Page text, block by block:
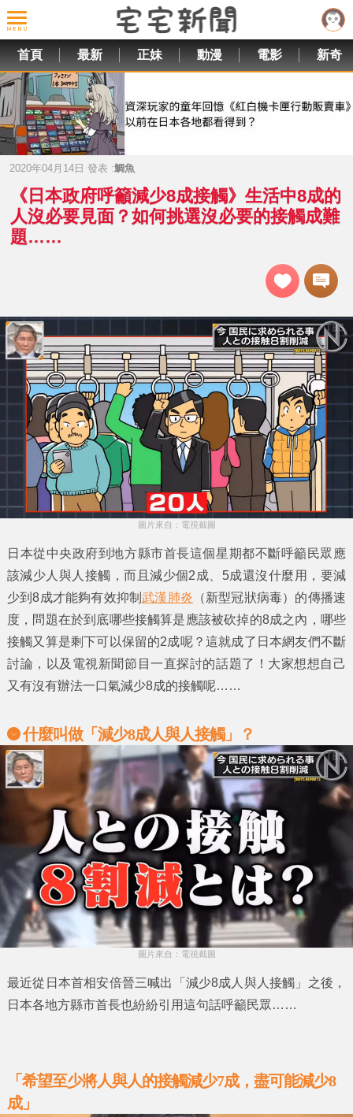
首頁 最新 正妹 動漫 電影 新奇
2020年04月14日 發表 :鯛魚
《日本政府呼籲減少8成接觸》生活中8成的
人沒必要見面？如何挑選沒必要的接觸成難
題……
圖片來自：電視截圖
日本從中央政府到地方縣市首長這個星期都不斷呼籲民眾應
該減少人與人接觸 ，而且減少個2成、5成還沒什麼用，要減
少到8成才能夠有效抑制武漢肺炎 （新型冠狀病毒）的傳播速
度，問題在於到底哪些接觸算是應該被砍掉的8成之內，哪些
接觸又算是剩下可以保留的2成呢？這就成了日本網友們不斷
討論，以及電視新聞節目一直探討的話題了！大家想想自己
又有沒有辦法一口氣減少8成的接觸呢……
什麼叫做「減少8成人與人接觸」？
圖片來自：電視截圖
最近從日本首相安倍晉三喊出 「減少8成人與人接觸」 之後，
日本各地方縣市首長也紛紛引用這句話呼籲民眾……
「希望至少將人與人的接觸減少7成，盡可能減少8
成」